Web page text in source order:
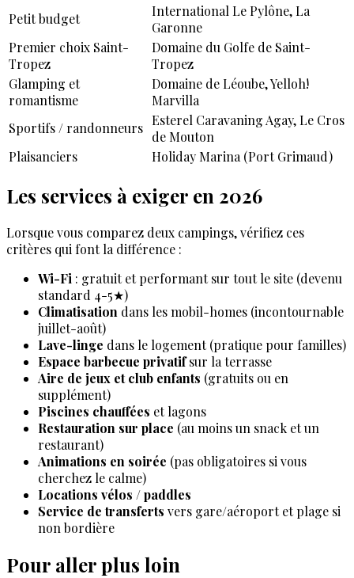
Petit budget
International Le Pylône, La
Garonne
Premier choix Saint-
Tropez
Domaine du Golfe de Saint-
Tropez
Glamping et
romantisme
Domaine de Léoube, Yelloh!
Marvilla
Sportifs / randonneurs Esterel Caravaning Agay, Le Cros
de Mouton
Plaisanciers
Holiday Marina (Port Grimaud)
Les services à exiger en 2026
Lorsque vous comparez deux campings, vérifiez ces
critères qui font la différence :
Wi-Fi : gratuit et performant sur tout le site (devenu
standard 4-5★)
Climatisation dans les mobil-homes (incontournable
juillet-août)
Lave-linge dans le logement (pratique pour familles)
Espace barbecue privatifsur la terrasse
Aire de jeux et club enfants (gratuits ou en
supplément)
Piscines chauffées et lagons
Restauration sur place (au moins un snack et un
restaurant)
Animations en soirée (pas obligatoires si vous
cherchez le calme)
Locations vélos / paddles
Service de transferts vers gare/aéroport et plage si
non bordière
Pour aller plus loin